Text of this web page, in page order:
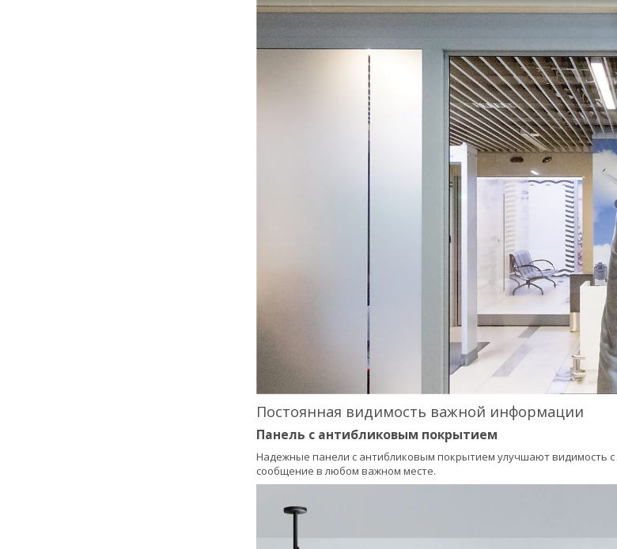
Постоянная видимость важной информации
Панель с антибликовым покрытием
Надежные панели с антибликовым покрытием улучшают видимость
сообщение в любом важном месте.